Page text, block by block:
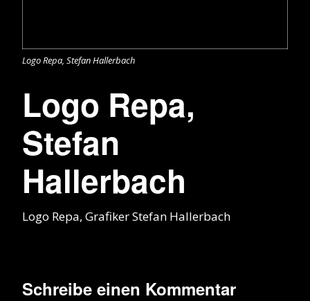
Logo Repa, Stefan Hallerbach
Logo Repa,
Stefan
Hallerbach
Logo Repa, Grafiker Stefan Hallerbach
Schreibe einen Kommentar